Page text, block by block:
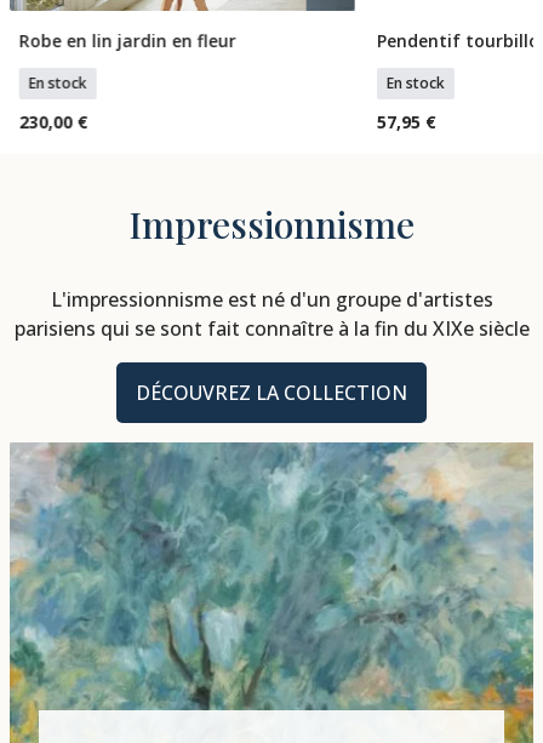
Sélectionner Tailles
Robe en lin jardin en fleur
En stock
230,00 €
Ajouter
Pendentif
En stock
57,95 €
Impressionnisme
L'impressionnisme est né d'un groupe d'artistes
parisiens qui se sont fait connaître à la fin du XIXe siècle
DÉCOUVREZ LA COLLECTION